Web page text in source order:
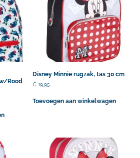
Rood
Disney Minnie rugzak, tas 30 cm
€19,95
Toevoegen aan winkelwagen